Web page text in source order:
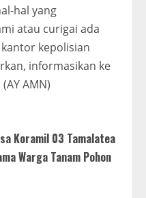
hal yang
atau curigai ada
kepolisian
informasikan ke
AMN)
Koramil 03 Tamalatea
Warga Tanam Pohon